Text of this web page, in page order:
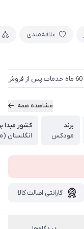
علاقه‌مندی
مشاهده همه
برند
مودکس
کشور مبدا
انگلستان
گارانتی اصالت کالا